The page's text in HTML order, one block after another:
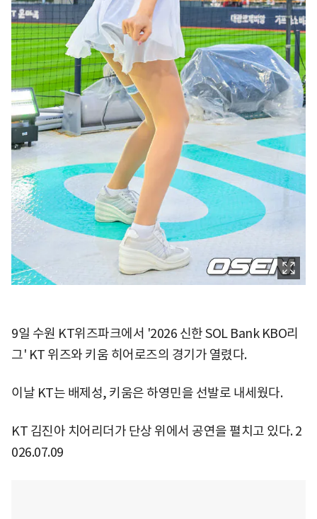
9일 수원 KT위즈파크에서 '2026 신한 SOL Bank KBO리
그' KT 위즈와 키움 히어로즈의 경기가 열렸다.
이날 KT는 배제성, 키움은 하영민을 선발로 내세웠다.
KT 김진아 치어리더가 단상 위에서 공연을 펼치고 있다. 2
026.07.09